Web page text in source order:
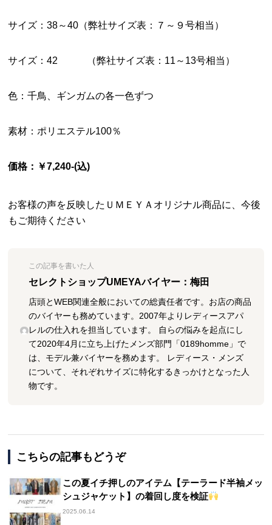
サイズ：38～40（弊社サイズ表：７～９号相当）
サイズ：42 （弊社サイズ表：11～13号相当）
色：千鳥、ギンガムの各一色ずつ
素材：ポリエステル100％
価格：￥7,240-(込)
お客様の声を反映したＵＭＥＹＡオリジナル商品に、今後
もご期待ください
この記事を書いた人
セレクトショップUMEYAバイヤー：梅田
店頭とWEB関連全般においての総責任者です。お店の商品
のバイヤーも務めています。2007年よりレディースアパ
レルの仕入れを担当しています。 自らの悩みを起点にし
て2020年4月に立ち上げたメンズ部門「0189homme」で
は、モデル兼バイヤーを務めます。 レディース・メンズ
について、それぞれサイズに特化するきっかけとなった人
物です。
こちらの記事もどうぞ
この夏イチ押しのアイテム【テーラード半袖メッ
シュジャケット】の着回し度を検証
2025.06.14